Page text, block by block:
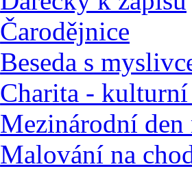
Čarodějnice
Beseda s
Charita -
Mezinárodní den
Malování na